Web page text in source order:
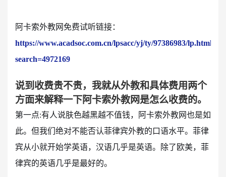
阿卡索外教网免费试听链接：
https://www.acadsoc.com.cn/lpsacc/yj/ty/97386983/lp.html?
search=4972169
说到收费贵不贵，我就从外教和具体费用两个
方面来解释一下阿卡索外教网是怎么收费的。
第一点:有人说肤色越黑越不值钱，阿卡索外教网也是如
此。但我们绝对不能否认菲律宾外教的口语水平。菲律
宾从小就开始学英语，汉语几乎是英语。除了欧美，菲
律宾的英语几乎是最好的。